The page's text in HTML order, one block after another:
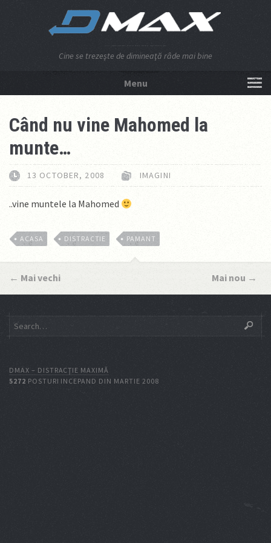
Cine se trezeşte de dimineaţă râde mai bine
Menu
Când nu vine Mahomed la
munte…
13 OCTOBER, 2008 IMAGINI
..vine muntele la Mahomed
ACASA DISTRACTIE PAMANT
← Mai vechi Mai nou →
DMAX – DISTRACŢIE MAXIMĂ
5272 POSTURI INCEPAND DIN MARTIE 2008